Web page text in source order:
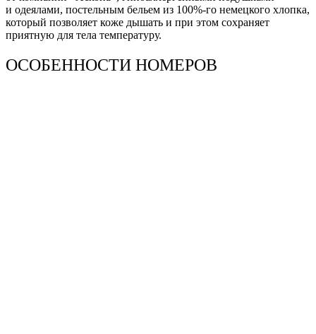
и одеялами, постельным бельем из 100%-го немецкого хлопка,
который позволяет коже дышать и при этом сохраняет
приятную для тела температуру.
ОСОБЕННОСТИ НОМЕРОВ